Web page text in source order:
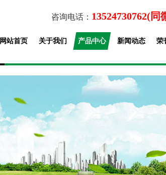
咨询电话： 13524730762(同
网站首页 关于我们 产品中心 新闻动态 荣